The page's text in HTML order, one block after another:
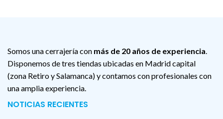
Somos una cerrajería con más de 20 años de experiencia.
Disponemos de tres tiendas ubicadas en Madrid capital
(zona Retiro y Salamanca) y contamos con profesionales con
una amplia experiencia.
NOTICIAS RECIENTES